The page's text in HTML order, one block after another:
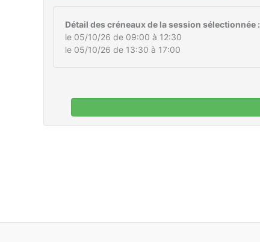
Détail des créneaux de la session sélectionnée :
le 05/10/26 de 09:00 à 12:30
le 05/10/26 de 13:30 à 17:00